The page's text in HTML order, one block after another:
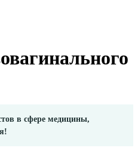
в сфере медицины,